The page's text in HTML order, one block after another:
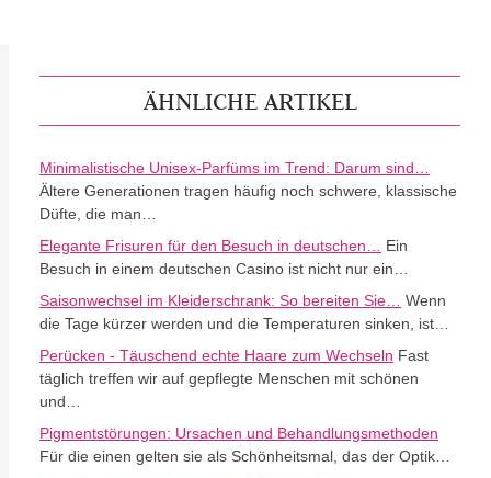
ÄHNLICHE ARTIKEL
Minimalistische Unisex-Parfüms im Trend: Darum sind…
Ältere Generationen tragen häufig noch schwere, klassische
Düfte, die man…
Elegante Frisuren für den Besuch in deutschen…
Ein
Besuch in einem deutschen Casino ist nicht nur ein…
Saisonwechsel im Kleiderschrank: So bereiten Sie…
Wenn
die Tage kürzer werden und die Temperaturen sinken, ist…
Perücken - Täuschend echte Haare zum Wechseln Fast
täglich treffen wir auf gepflegte Menschen mit schönen
und…
Pigmentstörungen: Ursachen und Behandlungsmethoden
Für die einen gelten sie als Schönheitsmal, das der Optik…